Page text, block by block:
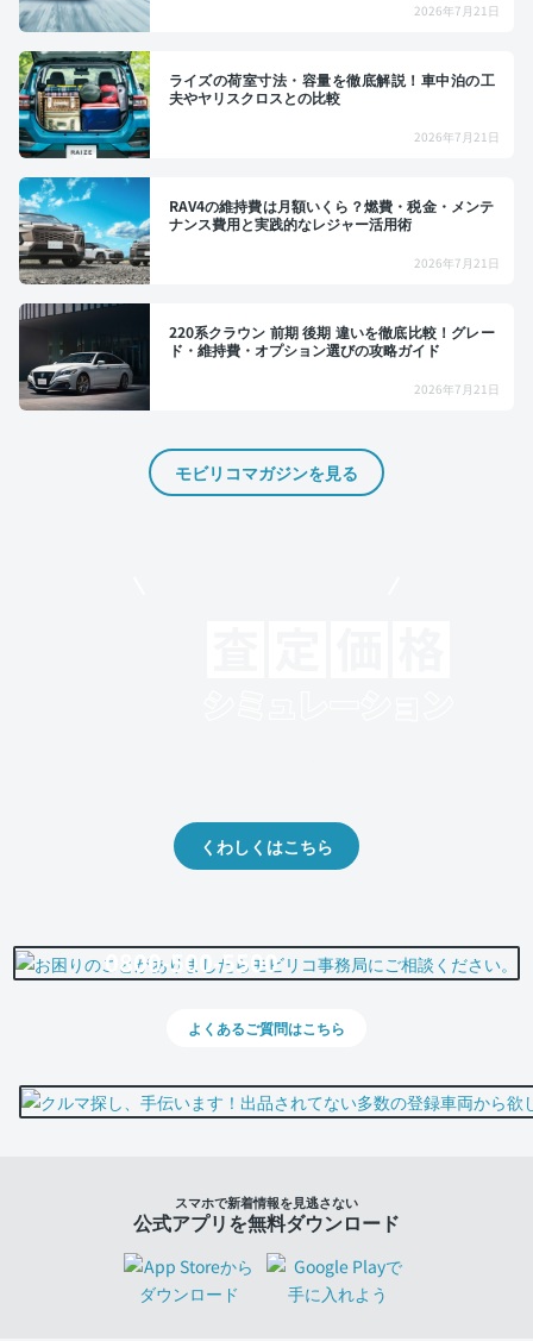
2026年7月21日
ライズの荷室寸法・容量を徹底解説！車中泊の工
夫やヤリスクロスとの比較
2026年7月21日
RAV4の維持費は月額いくら？燃費・税金・メンテ
ナンス費用と実践的なレジャー活用術
2026年7月21日
220系クラウン 前期 後期 違いを徹底比較！グレー
ド・維持費・オプション選びの攻略ガイド
2026年7月21日
モビリコマガジンを見る
くわしくはこちら
0800-500-5500
よくあるご質問はこちら
スマホで新着情報を見逃さない
公式アプリを無料ダウンロード